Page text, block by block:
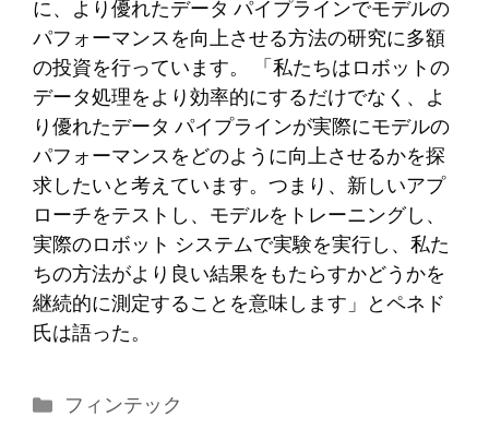
に、より優れたデータ パイプラインでモデルの
パフォーマンスを向上させる方法の研究に多額
の投資を行っています。 「私たちはロボットの
データ処理をより効率的にするだけでなく、よ
り優れたデータ パイプラインが実際にモデルの
パフォーマンスをどのように向上させるかを探
求したいと考えています。つまり、新しいアプ
ローチをテストし、モデルをトレーニングし、
実際のロボット システムで実験を実行し、私た
ちの方法がより良い結果をもたらすかどうかを
継続的に測定することを意味します」とペネド
氏は語った。
カ
フィンテック